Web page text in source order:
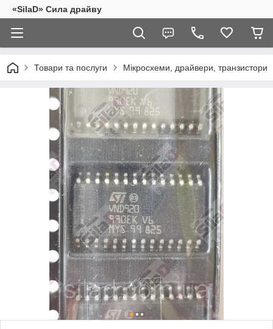
«SilaD» Сила драйву
Товари та послуги Мікросхеми, драйвери, транзистори